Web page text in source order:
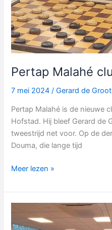
Pertap Malahé
7 mei 2024 /Gerard de Groot
Pertap Malahé is de nieuwe
Hofstad. Hij bleef Gerard de
tweestrijd net voor. Op de
Douma, die lange tijd
Pertap
clubkampioen
Meer lezen »